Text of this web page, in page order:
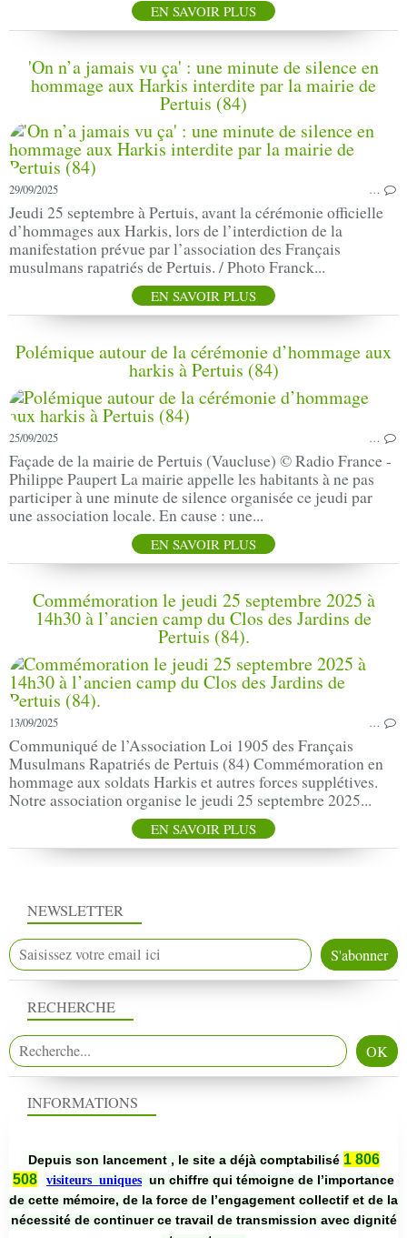
EN SAVOIR PLUS
'On n’a jamais vu ça' : une minute de silence en
hommage aux Harkis interdite par la mairie de
Pertuis (84)
29/09/2025 …
Jeudi 25 septembre à Pertuis, avant la cérémonie officielle
d’hommages aux Harkis, lors de l’interdiction de la
manifestation prévue par l’association des Français
musulmans rapatriés de Pertuis. / Photo Franck...
EN SAVOIR PLUS
Polémique autour de la cérémonie d’hommage aux
harkis à Pertuis (84)
25/09/2025 …
Façade de la mairie de Pertuis (Vaucluse) © Radio France -
Philippe Paupert La mairie appelle les habitants à ne pas
participer à une minute de silence organisée ce jeudi par
une association locale. En cause : une...
EN SAVOIR PLUS
Commémoration le jeudi 25 septembre 2025 à
14h30 à l’ancien camp du Clos des Jardins de
Pertuis (84).
13/09/2025 …
Communiqué de l’Association Loi 1905 des Français
Musulmans Rapatriés de Pertuis (84) Commémoration en
hommage aux soldats Harkis et autres forces supplétives.
Notre association organise le jeudi 25 septembre 2025...
EN SAVOIR PLUS
NEWSLETTER
RECHERCHE
INFORMATIONS
Depuis son lancement , le site a déjà comptabilisé 1 806
508
visiteurs uniques un chiffre qui témoigne de l’importance
de cette mémoire, de la force de l’engagement collectif et de la
nécessité de continuer ce travail de transmission avec dignité